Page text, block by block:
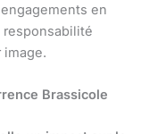
en
responsabilité
image.
Brassicole